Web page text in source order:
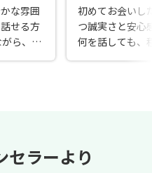
な雰囲
せる方
くださ
しく行
初めてお会いし
つ誠実さと安心
何を話しても、
と、そしてジャ
じてくださって
のおかげか、
セラーより